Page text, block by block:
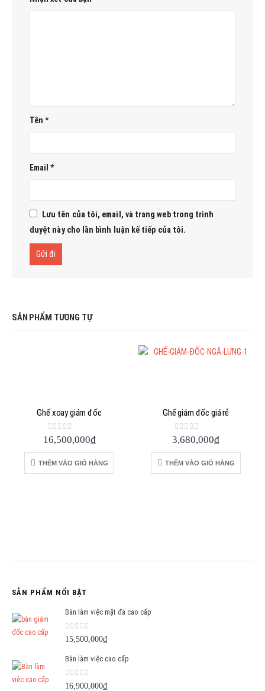
Tên*
Email*
Lưu tên của tôi, email, và trang web trong trình
duyệt này cho lần bình luận kế tiếp của tôi.
SẢN PHẨM TƯƠNG TỰ
Ghế xoay giám đốc
0out of 5
16,500,000₫
THÊM VÀO GIỎ HÀNG
Ghế giám đốc giá rẻ
0 out of 5
3,680,000₫
THÊM VÀO GIỎ HÀNG
SẢN PHẨM NỔI BẬT
Bàn làm việc mặt đá cao cấp
0 out of 5
15,500,000₫
Bàn làm việc cao cấp
0out of 5
16,900,000₫